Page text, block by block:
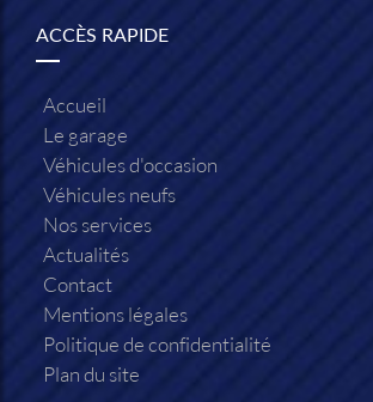
ACCÈS RAPIDE
Accueil
Le garage
Véhicules d'occasion
Véhicules neufs
Nos services
Actualités
Contact
Mentions légales
Politique de confidentialité
Plan du site